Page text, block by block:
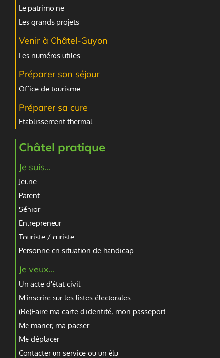
Le patrimoine
Les grands projets
Venir à Châtel-Guyon
Les numéros utiles
Préparer son séjour
Office de tourisme
Préparer sa cure
Etablissement thermal
Châtel pratique
Je suis...
Jeune
Parent
Sénior
Entrepreneur
Touriste / curiste
Personne en situation de handicap
Je veux...
Un acte d'état civil
M'inscrire sur les listes électorales
(Re)Faire ma carte d'identité, mon passeport
Me marier, ma pacser
Me déplacer
Contacter un service ou un élu